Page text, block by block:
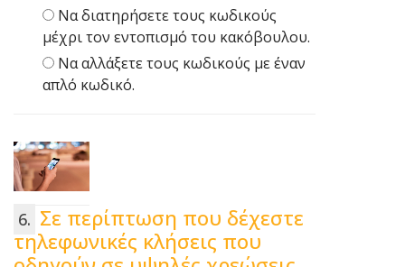
Να διατηρήσετε τους κωδικούς
μέχρι τον εντοπισμό του κακόβουλου.
Να αλλάξετε τους κωδικούς με έναν
απλό κωδικό.
Σε περίπτωση που δέχεστε
τηλεφωνικές κλήσεις που